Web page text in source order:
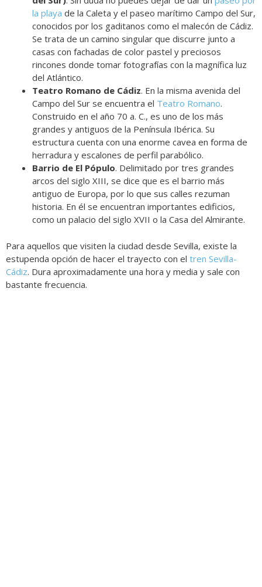
la playa de la Caleta y el paseo marítimo Campo del Sur,
conocidos por los gaditanos como el malecón de Cádiz.
Se trata de un camino singular que discurre junto a
casas con fachadas de color pastel y preciosos
rincones donde tomar fotografías con la magnífica luz
del Atlántico.
Teatro Romano de Cádiz. En la misma avenida del
Campo del Sur se encuentra el Teatro Romano.
Construido en el año 70 a. C., es uno de los más
grandes y antiguos de la Península Ibérica. Su
estructura cuenta con una enorme cavea en forma de
herradura y escalones de perfil parabólico.
Barrio de El Pópulo. Delimitado por tres grandes
arcos del siglo XIII, se dice que es el barrio más
antiguo de Europa, por lo que sus calles rezuman
historia. En él se encuentran importantes edificios,
como un palacio del siglo XVII o la Casa del Almirante.
Para aquellos que visiten la ciudad desde Sevilla, existe la
estupenda opción de hacer el trayecto con el tren Sevilla-
Cádiz. Dura aproximadamente una hora y media y sale con
bastante frecuencia.